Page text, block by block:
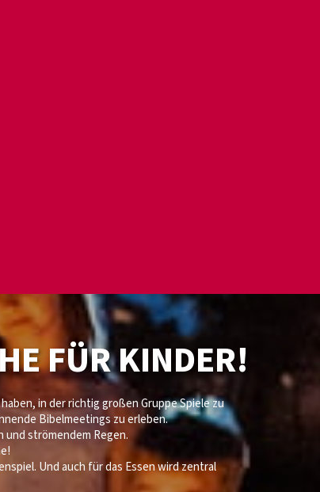
FÜR KINDER!
in der richtig großen Gruppe Spiele zu
Bibelmeetings zu erleben.
und strömendem Regen.
Und auch für das Essen wird zentral